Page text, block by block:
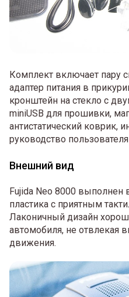
Комплект включает пару
адаптер питания в
кронштейн на стекло с
miniUSB для прошивки,
антистатический коврик,
руководство
Внешний вид
Fujida Neo 8000 выполнен
пластика с приятным
Лаконичный дизайн
автомобиля, не отвлекая
движения.